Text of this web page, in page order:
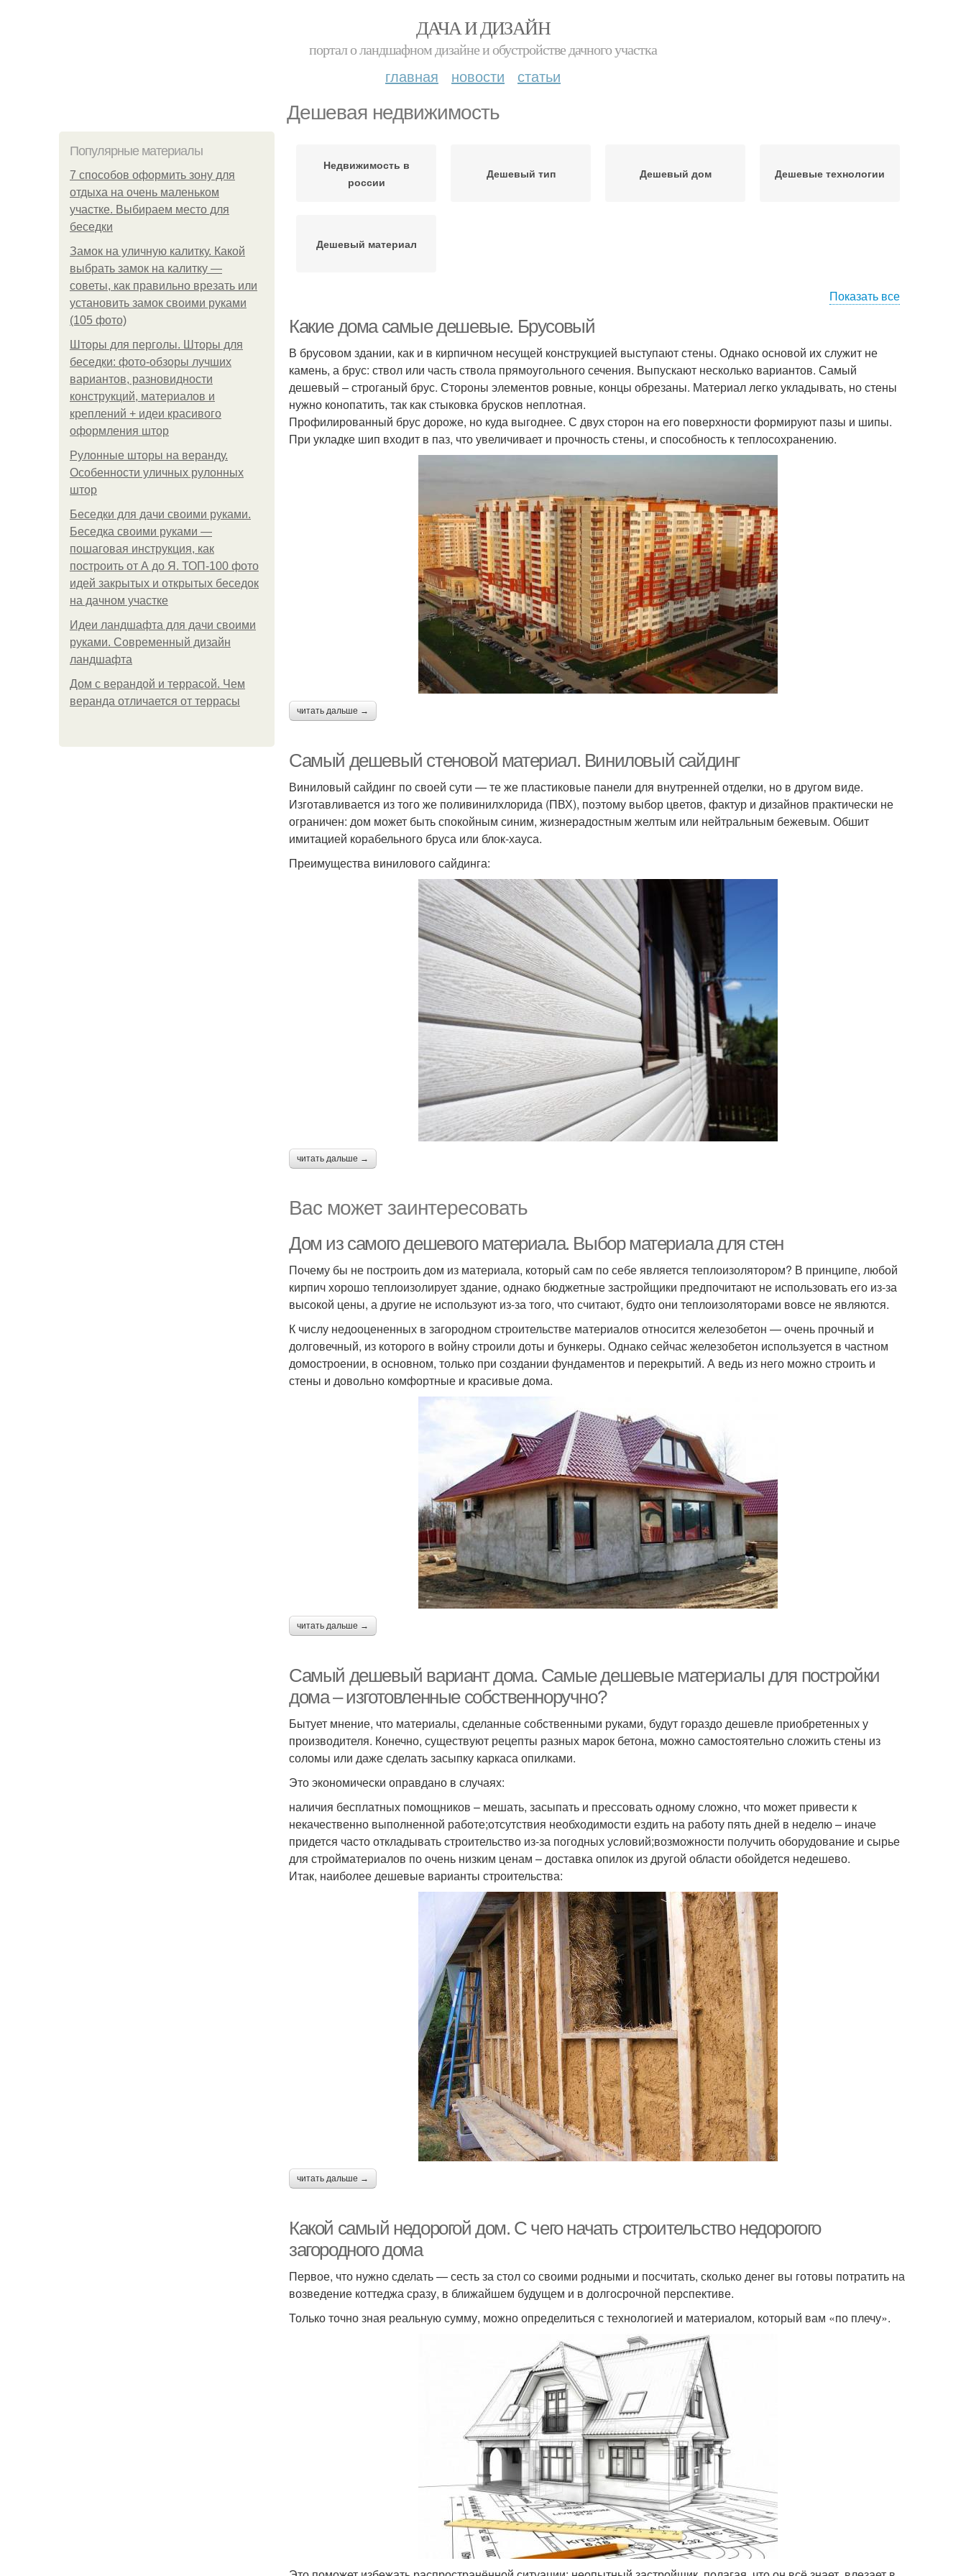
ДАЧА И ДИЗАЙН
портал о ландшафном дизайне и обустройстве дачного участка
главная новости статьи
Дешевая недвижимость
Популярные материалы
7 способов оформить зону для
отдыха на очень маленьком
участке. Выбираем место для
беседки
Замок на уличную калитку. Какой
выбрать замок на калитку —
советы, как правильно врезать или
установить замок своими руками
(105 фото)
Шторы для перголы. Шторы для
беседки: фото-обзоры лучших
вариантов, разновидности
конструкций, материалов и
креплений + идеи красивого
оформления штор
Рулонные шторы на веранду.
Особенности уличных рулонных
штор
Беседки для дачи своими руками.
Беседка своими руками —
пошаговая инструкция, как
построить от А до Я. ТОП-100 фото
идей закрытых и открытых беседок
на дачном участке
Идеи ландшафта для дачи своими
руками. Современный дизайн
ландшафта
Дом с верандой и террасой. Чем
веранда отличается от террасы
Недвижимость в
россии
Дешевый тип Дешевый дом Дешевые технологии
Дешевый материал
Показать все
Какие дома самые дешевые. Брусовый
В брусовом здании, как и в кирпичном несущей конструкцией выступают стены. Однако основой их служит не
камень, а брус: ствол или часть ствола прямоугольного сечения. Выпускают несколько вариантов. Самый
дешевый – строганый брус. Стороны элементов ровные, концы обрезаны. Материал легко укладывать, но стены
нужно конопатить, так как стыковка брусков неплотная.
Профилированный брус дороже, но куда выгоднее. С двух сторон на его поверхности формируют пазы и шипы.
При укладке шип входит в паз, что увеличивает и прочность стены, и способность к теплосохранению.
читать дальше →
Самый дешевый стеновой материал. Виниловый сайдинг
Виниловый сайдинг по своей сути — те же пластиковые панели для внутренней отделки, но в другом виде.
Изготавливается из того же поливинилхлорида (ПВХ), поэтому выбор цветов, фактур и дизайнов практически не
ограничен: дом может быть спокойным синим, жизнерадостным желтым или нейтральным бежевым. Обшит
имитацией корабельного бруса или блок-хауса.
Преимущества винилового сайдинга:
читать дальше →
Вас может заинтересовать
Дом из самого дешевого материала. Выбор материала для стен
Почему бы не построить дом из материала, который сам по себе является теплоизолятором? В принципе, любой
кирпич хорошо теплоизолирует здание, однако бюджетные застройщики предпочитают не использовать его из-за
высокой цены, а другие не используют из-за того, что считают, будто они теплоизоляторами вовсе не являются.
К числу недооцененных в загородном строительстве материалов относится железобетон — очень прочный и
долговечный, из которого в войну строили доты и бункеры. Однако сейчас железобетон используется в частном
домостроении, в основном, только при создании фундаментов и перекрытий. А ведь из него можно строить и
стены и довольно комфортные и красивые дома.
читать дальше →
Самый дешевый вариант дома. Самые дешевые материалы для постройки
дома – изготовленные собственноручно?
Бытует мнение, что материалы, сделанные собственными руками, будут гораздо дешевле приобретенных у
производителя. Конечно, существуют рецепты разных марок бетона, можно самостоятельно сложить стены из
соломы или даже сделать засыпку каркаса опилками.
Это экономически оправдано в случаях:
наличия бесплатных помощников – мешать, засыпать и прессовать одному сложно, что может привести к
некачественно выполненной работе;отсутствия необходимости ездить на работу пять дней в неделю – иначе
придется часто откладывать строительство из-за погодных условий;возможности получить оборудование и сырье
для стройматериалов по очень низким ценам – доставка опилок из другой области обойдется недешево.
Итак, наиболее дешевые варианты строительства:
читать дальше →
Какой самый недорогой дом. С чего начать строительство недорогого
загородного дома
Первое, что нужно сделать — сесть за стол со своими родными и посчитать, сколько денег вы готовы потратить на
возведение коттеджа сразу, в ближайшем будущем и в долгосрочной перспективе.
Только точно зная реальную сумму, можно определиться с технологией и материалом, который вам «по плечу».